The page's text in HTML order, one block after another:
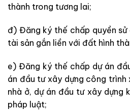
thành trong tương lai;
đ) Đăng ký thế chấp quyền sử
tài sản gắn liền với đất hình
e) Đăng ký thế chấp dự án
án đầu tư xây dựng công trình
nhà ở, dự án đầu tư xây dựng
pháp luật;